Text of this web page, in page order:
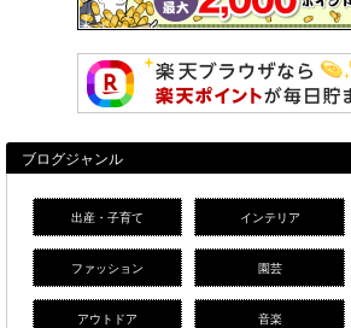
ブログジャンル
出産・子育て インテリア
ファッション 園芸
アウトドア 音楽